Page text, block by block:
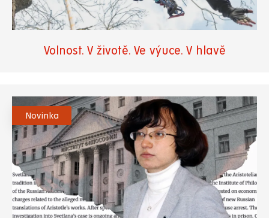
Volnost. V životě. Ve výuce. V hlavě
Novinka